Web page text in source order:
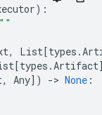
):
, List[types .
[types .Artifact
, Any]) -> None :